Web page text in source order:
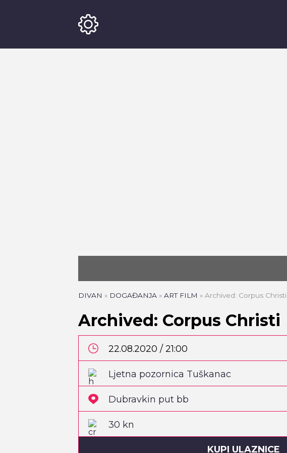
DIVAN » DOGAĐANJA » ART FILM » Archived: Corpus Christi
Archived: Corpus Christi
22.08.2020 / 21:00
Ljetna pozornica Tuškanac
Dubravkin put bb
30 kn
KUPI ULAZNICE